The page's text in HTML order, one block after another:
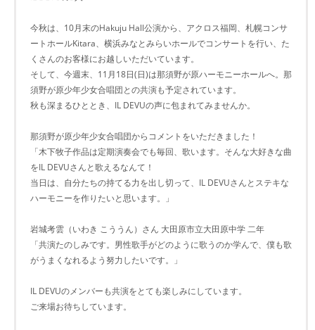
今秋は、10月末のHakuju Hall公演から、アクロス福岡、札幌コンサ
ートホールKitara、横浜みなとみらいホールでコンサートを行い、た
くさんのお客様にお越しいただいています。
そして、今週末、11月18日(日)は那須野が原ハーモニーホールへ。那
須野が原少年少女合唱団との共演も予定されています。
秋も深まるひととき、IL DEVUの声に包まれてみませんか。
那須野が原少年少女合唱団からコメントをいただきました！
「木下牧子作品は定期演奏会でも毎回、歌います。そんな大好きな曲
をIL DEVUさんと歌えるなんて！
当日は、自分たちの持てる力を出し切って、IL DEVUさんとステキな
ハーモニーを作りたいと思います。」
岩城考雲（いわき こううん）さん 大田原市立大田原中学 二年
「共演たのしみです。男性歌手がどのように歌うのか学んで、僕も歌
がうまくなれるよう努力したいです。」
IL DEVUのメンバーも共演をとても楽しみにしています。
ご来場お待ちしています。